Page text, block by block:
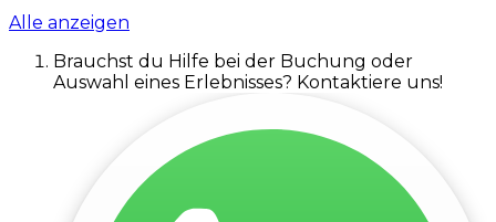
Alle anzeigen
Brauchst du Hilfe bei der Buchung oder
Auswahl eines Erlebnisses? Kontaktiere uns!